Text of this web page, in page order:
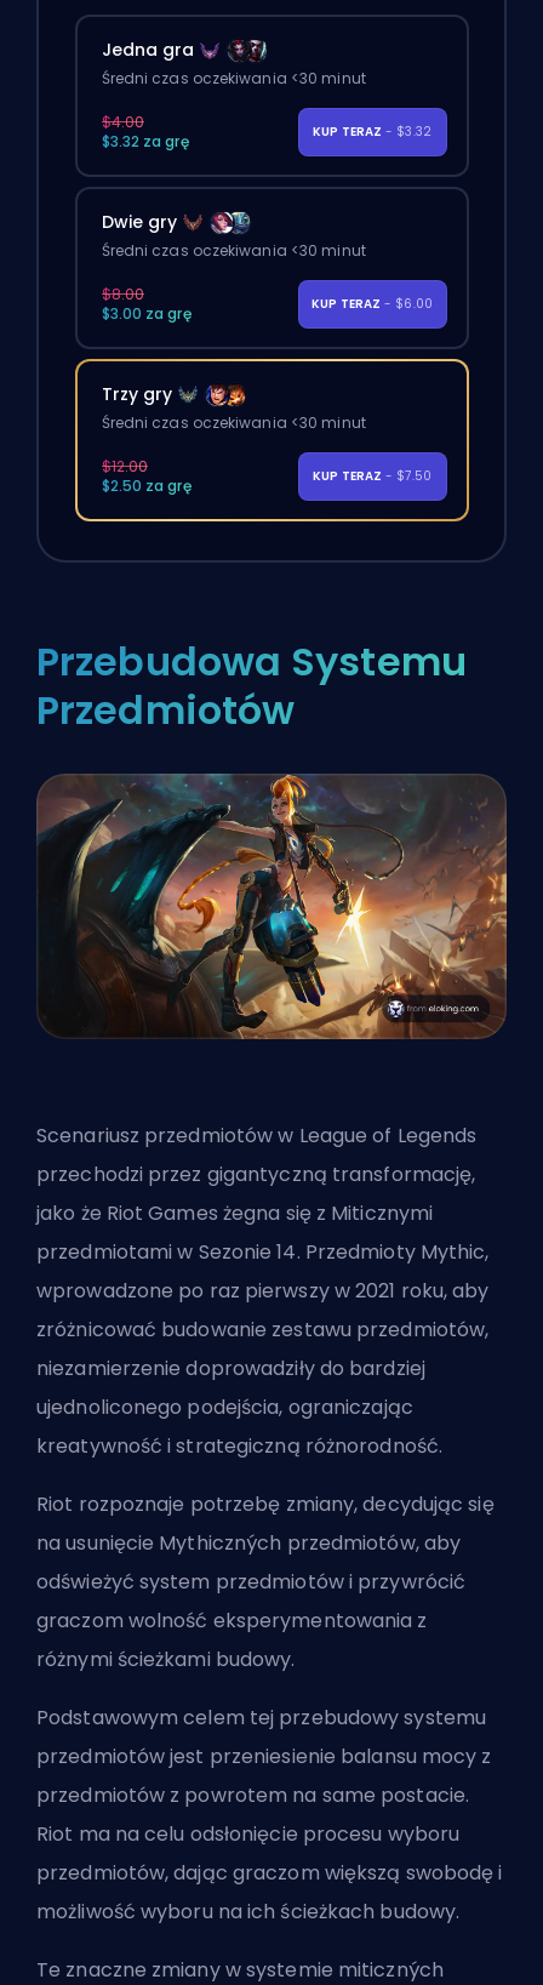
Jedna gra
Średni czas oczekiwania <30 minut
$4.00
$3.32 za grę
KUP TERAZ - $3.32
Dwie gry
Średni czas oczekiwania <30 minut
$8.00
$3.00 za grę
KUP TERAZ - $6.00
Trzy gry
Średni czas oczekiwania <30 minut
$12.00
$2.50 za grę
KUP TERAZ - $7.50
Przebudowa Systemu
Przedmiotów
Scenariusz przedmiotów w League of Legends
przechodzi przez gigantyczną transformację,
jako że Riot Games żegna się z Miticznymi
przedmiotami w Sezonie 14. Przedmioty Mythic,
wprowadzone po raz pierwszy w 2021 roku, aby
zróżnicować budowanie zestawu przedmiotów,
niezamierzenie doprowadziły do bardziej
ujednoliconego podejścia, ograniczając
kreatywność i strategiczną różnorodność.
Riot rozpoznaje potrzebę zmiany, decydując się
na usunięcie Mythiczných przedmiotów, aby
odświeżyć system przedmiotów i przywrócić
graczom wolność eksperymentowania z
różnymi ścieżkami budowy.
Podstawowym celem tej przebudowy systemu
przedmiotów jest przeniesienie balansu mocy z
przedmiotów z powrotem na same postacie.
Riot ma na celu odsłonięcie procesu wyboru
przedmiotów, dając graczom większą swobodę i
możliwość wyboru na ich ścieżkach budowy.
Te znaczne zmiany w systemie miticzných